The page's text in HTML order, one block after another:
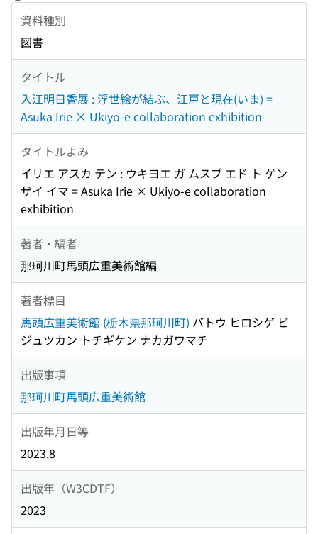
資料種別
図書
タイトル
入江明日香展 : 浮世絵が結ぶ、江戸と現在(いま) =
Asuka Irie × Ukiyo-e collaboration exhibition
タイトルよみ
イリエ アスカ テン : ウキヨエ ガ ムスブ エド ト ゲン
ザイ イマ = Asuka Irie × Ukiyo-e collaboration
exhibition
著者・編者
那珂川町馬頭広重美術館編
著者標目
馬頭広重美術館 (栃木県那珂川町) バトウ ヒロシゲ ビ
ジュツカン トチギケン ナカガワマチ
出版事項
那珂川町馬頭広重美術館
出版年月日等
2023.8
出版年（W3CDTF）
2023